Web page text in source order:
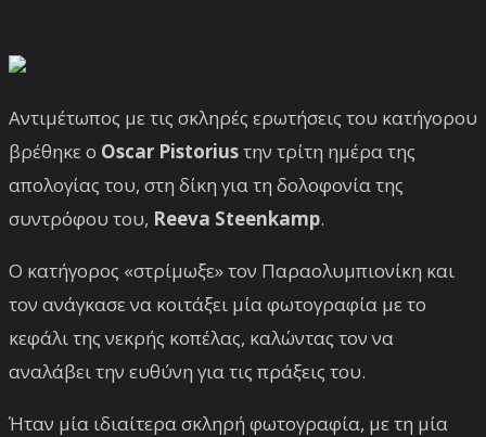
Αντιμέτωπος με τις σκληρές ερωτήσεις του κατήγορου
βρέθηκε ο Oscar Pistoriusτην τρίτη ημέρα της
απολογίας του, στη δίκη για τη δολοφονία της
συντρόφου του, Reeva Steenkamp.
Ο κατήγορος «στρίμωξε» τον Παραολυμπιονίκη και
τον ανάγκασε να κοιτάξει μία φωτογραφία με το
κεφάλι της νεκρής κοπέλας, καλώντας τον να
αναλάβει την ευθύνη για τις πράξεις του.
Ήταν μία ιδιαίτερα σκληρή φωτογραφία, με τη μία